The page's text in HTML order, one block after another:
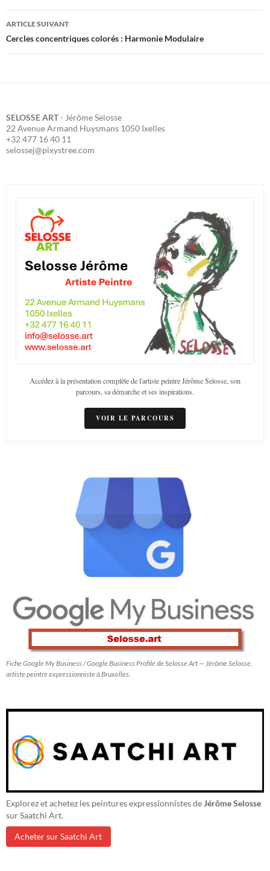
articles
ARTICLE SUIVANT
Cercles concentriques colorés : Harmonie Modulaire
SELOSSE ART- Jérôme Selosse
22 Avenue Armand Huysmans 1050 Ixelles
+32 477 16 40 11
selossej@pixystree.com
Accédez à la présentation complète de l'artiste peintre Jérôme Selosse, son
parcours, sa démarche et ses inspirations.
VOIR LE PARCOURS
Fiche Google My Business / Google Business Profile de Selosse Art — Jérôme Selosse,
artiste peintre expressionniste à Bruxelles.
Explorez et achetez les peintures expressionnistes de Jérôme Selosse
sur Saatchi Art.
Acheter sur Saatchi Art